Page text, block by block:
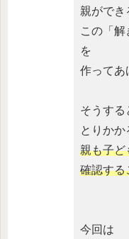
親ができ
この「解
を
作ってあ
そうする
とりかか
親も子ど
確認する
今回は